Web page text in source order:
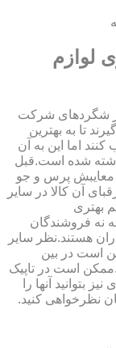
لوازم
از شگردهای شرکت
تا به بهترین
اما این به آن
شده است.قبل
و معایبش پرس و جو
آن کالا در سایر
بهتری
نه فروشندگان
هستند.نظر سایر
است در بین
است در تاپیک
آنها را
نظرخواهی کنید.